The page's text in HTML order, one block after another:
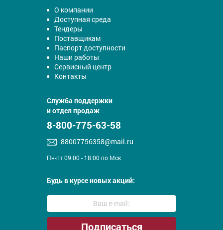
О компании
Доступная среда
Тендеры
Поставщикам
Паспорт доступности
Наши работы
Сервисный центр
Контакты
Служба поддержки
и отдел продаж
8-800-775-63-58
88007756358@mail.ru
Пн-пт 09:00 - 18:00 по Мск
Будь в курсе новых акций: